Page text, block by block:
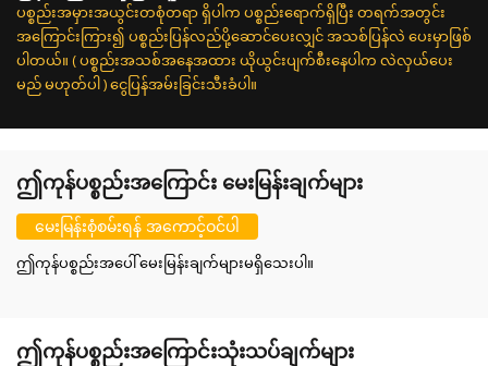
ပစ္စည်းအမှားအယွင်းတစုံတရာ ရှိပါက ပစ္စည်းရောက်ရှိပြီး တရက်အတွင်း
အကြောင်းကြား၍ ပစ္စည်းပြန်လည်ပို့ဆောင်ပေးလျှင် အသစ်ပြန်လဲ ပေးမှာဖြစ်
ပါတယ်။ ( ပစ္စည်းအသစ်အနေအထား ယိုယွင်းပျက်စီးနေပါက လဲလှယ်ပေး
မည် မဟုတ်ပါ ) ငွေပြန်အမ်းခြင်းသီးခံပါ။
ဤကုန်ပစ္စည်းအကြောင်း မေးမြန်းချက်များ
မေးမြန်းစုံစမ်းရန် အကောင့်ဝင်ပါ
ဤကုန်ပစ္စည်းအပေါ် မေးမြန်းချက်များမရှိသေးပါ။
ဤကုန်ပစ္စည်းအကြောင်းသုံးသပ်ချက်များ